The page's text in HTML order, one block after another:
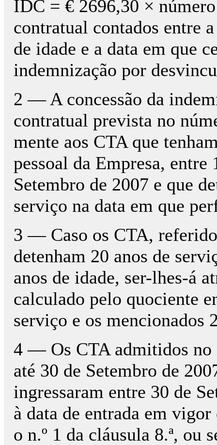
IDC = € 2696,30 ×
contratual contados entre
de idade e a data em que
indemnização por
2 — A concessão da
contratual prevista no
mente aos CTA que
pessoal da Empresa, entre
Setembro de 2007 e que
serviço na data em que
3 — Caso os CTA,
detenham 20 anos de
anos de idade, ser-lhes-á
calculado pelo quociente
serviço e os mencionados
4 — Os CTA admitidos no
até 30 de Setembro de
ingressaram entre 30 de
à data de entrada em
o n.º 1 da cláusula 8.ª, ou